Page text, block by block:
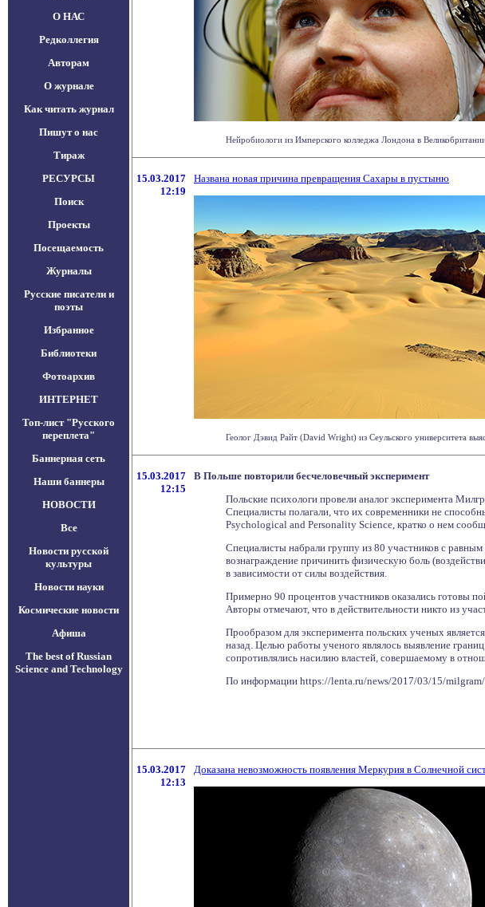
О НАС
Редколлегия
Авторам
О журнале
Как читать журнал
Пишут о нас
Тираж
РЕСУРСЫ
Поиск
Проекты
Посещаемость
Журналы
Русские писатели и
поэты
Избранное
Библиотеки
Фотоархив
ИНТЕРНЕТ
Топ-лист "Русского
переплета"
Баннерная сеть
Наши баннеры
НОВОСТИ
Все
Новости русской
культуры
Новости науки
Космические новости
Афиша
The best of Russian
Science and Technology
Нейробиологи из Имперского колледжа Лондона в
15.03.2017
12:19
Названа новая причина превращения Сахары в пустыню
Геолог Дэвид Райт (David Wright) из Сеульского университета
15.03.2017
12:15
В Польше повторили бесчеловечный эксперимент
Польские психологи провели аналог эксперимента
Специалисты полагали, что их современники не
Psychological and Personality Science, кратко о нем
Специалисты набрали группу из 80 участников с
вознаграждение причинить физическую боль
в зависимости от силы воздействия.
Примерно 90 процентов участников оказались готовы
Авторы отмечают, что в действительности никто из
Прообразом для эксперимента польских ученых
назад. Целью работы ученого являлось выявление
сопротивлялись насилию властей, совершаемому в
По информации https://lenta.ru/news/2017/03/15/milgram/
15.03.2017
12:13
Доказана невозможность появления Меркурия в Солнечной